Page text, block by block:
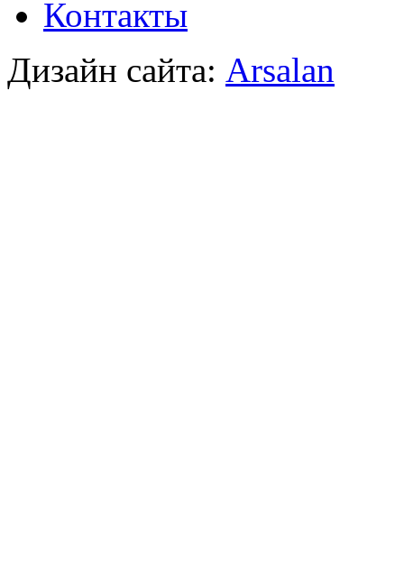
Контакты
Дизайн сайта: Arsalan